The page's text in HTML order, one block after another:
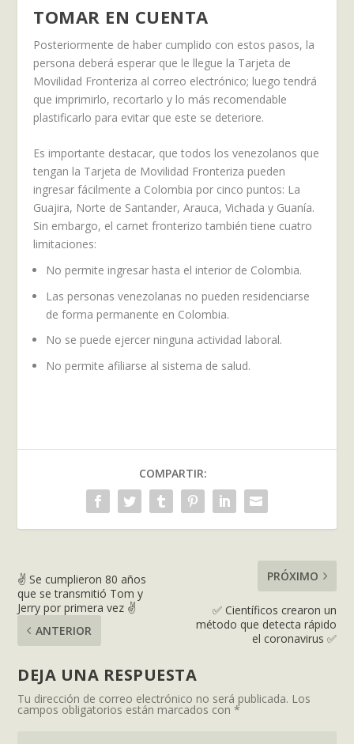
TOMAR EN CUENTA
Posteriormente de haber cumplido con estos pasos, la
persona deberá esperar que le llegue la Tarjeta de
Movilidad Fronteriza al correo electrónico; luego tendrá
que imprimirlo, recortarlo y lo más recomendable
plastificarlo para evitar que este se deteriore.
Es importante destacar, que todos los venezolanos que
tengan la Tarjeta de Movilidad Fronteriza pueden
ingresar fácilmente a Colombia por cinco puntos: La
Guajira, Norte de Santander, Arauca, Vichada y Guanía.
Sin embargo, el carnet fronterizo también tiene cuatro
limitaciones:
No permite ingresar hasta el interior de Colombia.
Las personas venezolanas no pueden residenciarse
de forma permanente en Colombia.
No se puede ejercer ninguna actividad laboral.
No permite afiliarse al sistema de salud.
COMPARTIR:
✌ Se cumplieron 80 años
que se transmitió Tom y
Jerry por primera vez ✌
ANTERIOR
PRÓXIMO
✅ Científicos crearon un
método que detecta rápido
el coronavirus ✅
DEJA UNA RESPUESTA
Tu dirección de correo electrónico no será publicada. Los
campos obligatorios están marcados con*